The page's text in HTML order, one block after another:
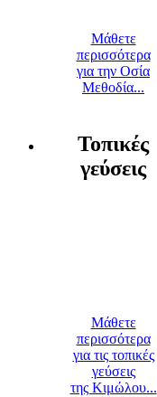
Μάθετε
περισσότερα
για την Οσία
Μεθοδία...
Τοπικές
γεύσεις
Μάθετε
περισσότερα
για τις τοπικές
γεύσεις
της Κιμώλου...